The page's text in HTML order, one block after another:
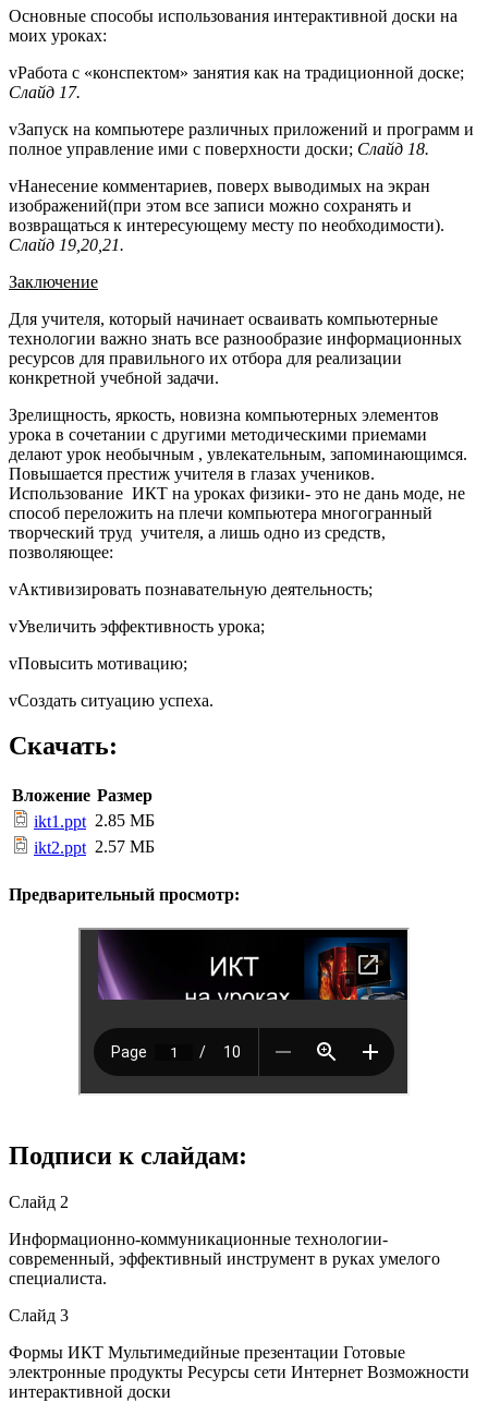
Основные способы использования интерактивной доски на
моих уроках:
vРабота с «конспектом» занятия как на традиционной доске;
Слайд 17.
vЗапуск на компьютере различных приложений и программ и
полное управление ими с поверхности доски; Слайд 18.
vНанесение комментариев, поверх выводимых на экран
изображений(при этом все записи можно сохранять и
возвращаться к интересующему месту по необходимости).
Слайд 19,20,21.
Заключение
Для учителя, который начинает осваивать компьютерные
технологии важно знать все разнообразие информационных
ресурсов для правильного их отбора для реализации
конкретной учебной задачи.
Зрелищность, яркость, новизна компьютерных элементов
урока в сочетании с другими методическими приемами
делают урок необычным , увлекательным, запоминающимся.
Повышается престиж учителя в глазах учеников.
Использование ИКТ на уроках физики- это не дань моде, не
способ переложить на плечи компьютера многогранный
творческий труд учителя, а лишь одно из средств,
позволяющее:
vАктивизировать познавательную деятельность;
vУвеличить эффективность урока;
vПовысить мотивацию;
vСоздать ситуацию успеха.
Скачать:
Вложение Размер
ikt1.ppt 2.85 МБ
ikt2.ppt 2.57 МБ
Предварительный просмотр:
Подписи к слайдам:
Слайд 2
Информационно-коммуникационные технологии-
современный, эффективный инструмент в руках умелого
специалиста.
Слайд 3
Формы ИКТ Мультимедийные презентации Готовые
электронные продукты Ресурсы сети Интернет Возможности
интерактивной доски